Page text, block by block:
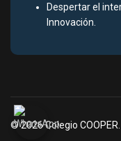
Despertar el
Innovación.
© 2026 Colegio